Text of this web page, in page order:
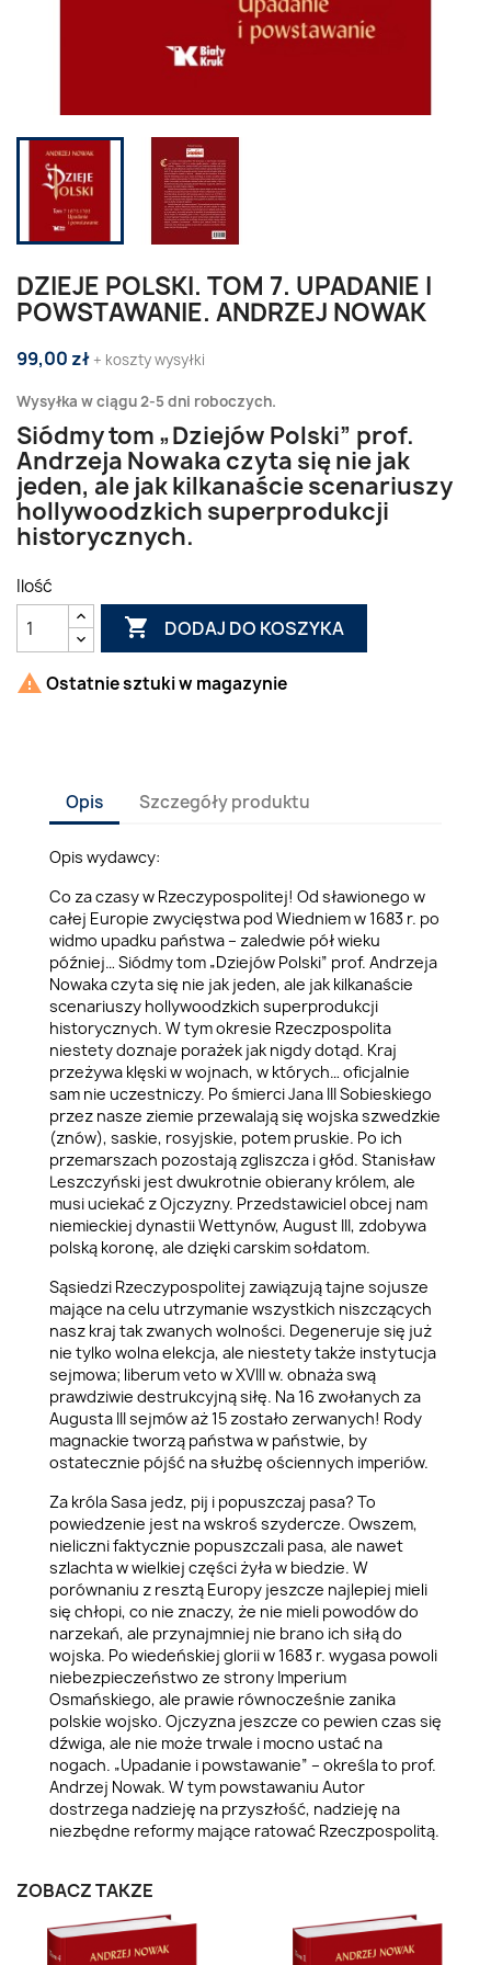
DZIEJE POLSKI. TOM 7. UPADANIE I
POWSTAWANIE. ANDRZEJ NOWAK
99,00 zł + koszty wysyłki
Wysyłka w ciągu 2-5 dni roboczych.
Siódmy tom „Dziejów Polski” prof.
Andrzeja Nowaka czyta się nie jak
jeden, ale jak kilkanaście scenariuszy
hollywoodzkich superprodukcji
historycznych.
Ilość
 DODAJ DO KOSZYKA
 Ostatnie sztuki w magazynie
Opis Szczegóły produktu
Opis wydawcy:
Co za czasy w Rzeczypospolitej! Od sławionego w
całej Europie zwycięstwa pod Wiedniem w 1683 r. po
widmo upadku państwa – zaledwie pół wieku
później… Siódmy tom „Dziejów Polski” prof. Andrzeja
Nowaka czyta się nie jak jeden, ale jak kilkanaście
scenariuszy hollywoodzkich superprodukcji
historycznych. W tym okresie Rzeczpospolita
niestety doznaje porażek jak nigdy dotąd. Kraj
przeżywa klęski w wojnach, w których… oficjalnie
sam nie uczestniczy. Po śmierci Jana III Sobieskiego
przez nasze ziemie przewalają się wojska szwedzkie
(znów), saskie, rosyjskie, potem pruskie. Po ich
przemarszach pozostają zgliszcza i głód. Stanisław
Leszczyński jest dwukrotnie obierany królem, ale
musi uciekać z Ojczyzny. Przedstawiciel obcej nam
niemieckiej dynastii Wettynów, August III, zdobywa
polską koronę, ale dzięki carskim sołdatom.
Sąsiedzi Rzeczypospolitej zawiązują tajne sojusze
mające na celu utrzymanie wszystkich niszczących
nasz kraj tak zwanych wolności. Degeneruje się już
nie tylko wolna elekcja, ale niestety także instytucja
sejmowa; liberum veto w XVIII w. obnaża swą
prawdziwie destrukcyjną siłę. Na 16 zwołanych za
Augusta III sejmów aż 15 zostało zerwanych! Rody
magnackie tworzą państwa w państwie, by
ostatecznie pójść na służbę ościennych imperiów.
Za króla Sasa jedz, pij i popuszczaj pasa? To
powiedzenie jest na wskroś szydercze. Owszem,
nieliczni faktycznie popuszczali pasa, ale nawet
szlachta w wielkiej części żyła w biedzie. W
porównaniu z resztą Europy jeszcze najlepiej mieli
się chłopi, co nie znaczy, że nie mieli powodów do
narzekań, ale przynajmniej nie brano ich siłą do
wojska. Po wiedeńskiej glorii w 1683 r. wygasa powoli
niebezpieczeństwo ze strony Imperium
Osmańskiego, ale prawie równocześnie zanika
polskie wojsko. Ojczyzna jeszcze co pewien czas się
dźwiga, ale nie może trwale i mocno ustać na
nogach. „Upadanie i powstawanie” – określa to prof.
Andrzej Nowak. W tym powstawaniu Autor
dostrzega nadzieję na przyszłość, nadzieję na
niezbędne reformy mające ratować Rzeczpospolitą.
ZOBACZ TAKŻE